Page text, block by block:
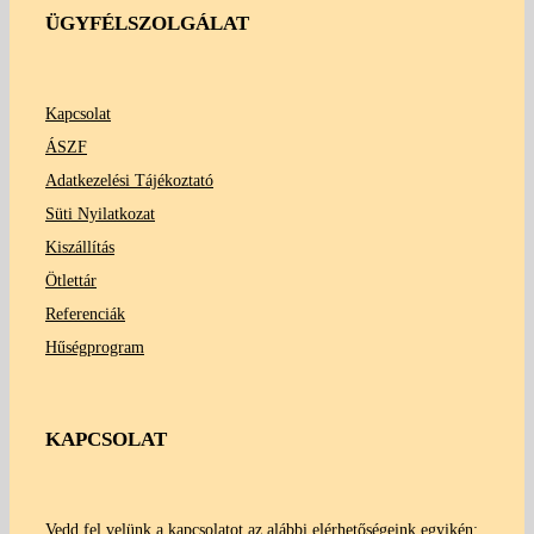
ÜGYFÉLSZOLGÁLAT
Kapcsolat
ÁSZF
Adatkezelési Tájékoztató
Süti Nyilatkozat
Kiszállítás
Ötlettár
Referenciák
Hűségprogram
KAPCSOLAT
Vedd fel velünk a kapcsolatot az alábbi elérhetőségeink egyikén: